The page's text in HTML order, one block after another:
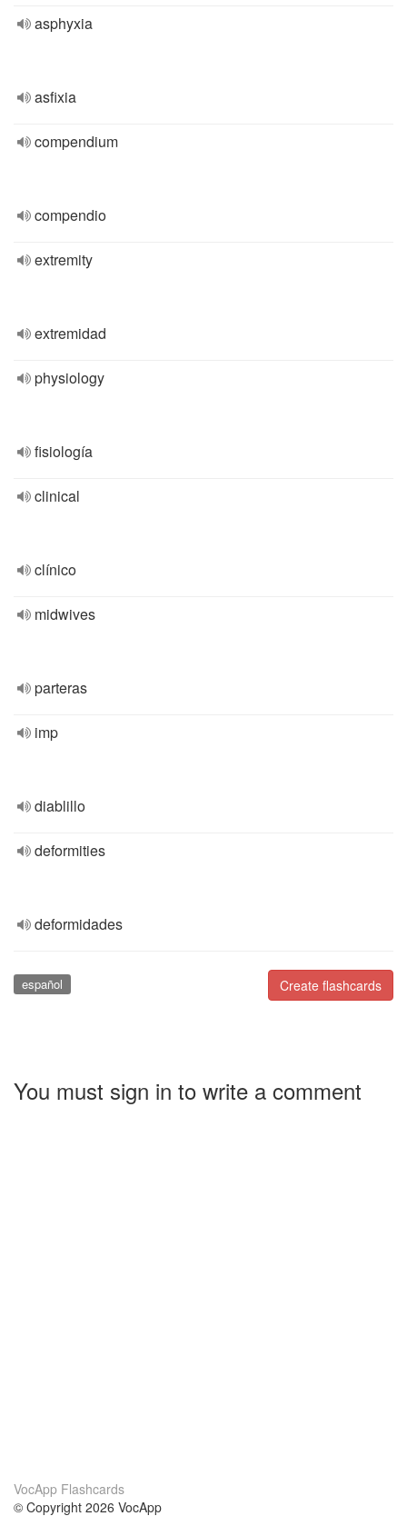
asphyxia
asfixia
compendium
compendio
extremity
extremidad
physiology
fisiología
clinical
clínico
midwives
parteras
imp
diablillo
deformities
deformidades
Create flashcards
español
You must sign in to write a comment
VocApp Flashcards
© Copyright 2026 VocApp